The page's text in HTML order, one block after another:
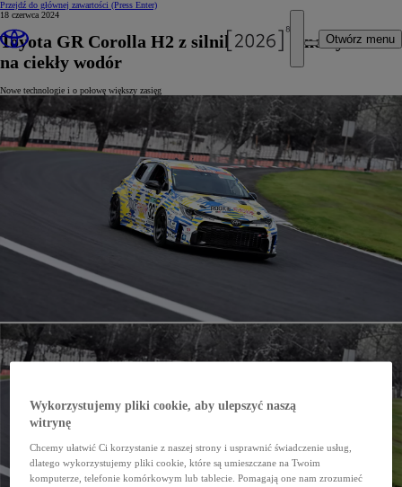
Przejdź do głównej zawartości (Press Enter)
Otwórz menu
18 czerwca 2024
Toyota GR Corolla H2 z silnikiem spalinowym
na ciekły wodór
Nowe technologie i o połowę większy zasięg
Wykorzystujemy pliki cookie, aby ulepszyć naszą
witrynę
Chcemy ułatwić Ci korzystanie z naszej strony i usprawnić świadczenie usług,
dlatego wykorzystujemy pliki cookie, które są umieszczane na Twoim
komputerze, telefonie komórkowym lub tablecie. Pomagają one nam zrozumieć